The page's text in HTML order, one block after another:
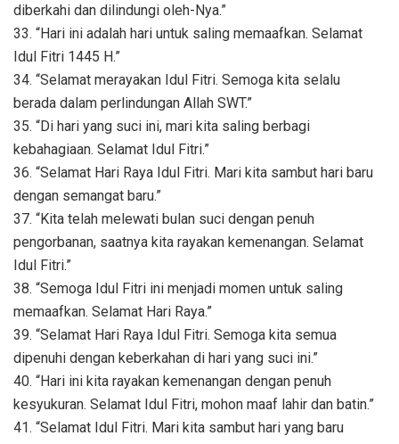
diberkahi dan dilindungi oleh-Nya.”
33. “Hari ini adalah hari untuk saling memaafkan. Selamat
Idul Fitri 1445 H.”
34. “Selamat merayakan Idul Fitri. Semoga kita selalu
berada dalam perlindungan Allah SWT.”
35. “Di hari yang suci ini, mari kita saling berbagi
kebahagiaan. Selamat Idul Fitri.”
36. “Selamat Hari Raya Idul Fitri. Mari kita sambut hari baru
dengan semangat baru.”
37. “Kita telah melewati bulan suci dengan penuh
pengorbanan, saatnya kita rayakan kemenangan. Selamat
Idul Fitri.”
38. “Semoga Idul Fitri ini menjadi momen untuk saling
memaafkan. Selamat Hari Raya.”
39. “Selamat Hari Raya Idul Fitri. Semoga kita semua
dipenuhi dengan keberkahan di hari yang suci ini.”
40. “Hari ini kita rayakan kemenangan dengan penuh
kesyukuran. Selamat Idul Fitri, mohon maaf lahir dan batin.”
41. “Selamat Idul Fitri. Mari kita sambut hari yang baru